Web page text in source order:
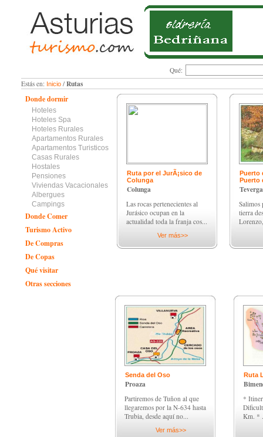
Qué:
Estás en: Inicio/ Rutas
Donde dormir
Hoteles
Hoteles Spa
Hoteles Rurales
Apartamentos Rurales
Apartamentos Turisticos
Casas Rurales
Hostales
Pensiones
Viviendas Vacacionales
Albergues
Campings
Donde Comer
Turismo Activo
De Compras
De Copas
Qué visitar
Otras secciones
Ruta por el JurÃ¡sico de
Colunga
Colunga
Las rocas pertenecientes al
Jurásico ocupan en la
actualidad toda la franja cos...
Ver más>>
Puerto
Puerto
Teverga
Salimos
tierra
Senda del Oso
Proaza
Partiremos de Tuñon al que
llegaremos por la N-634 hasta
Trubia, desde aquí no...
Ver más>>
Ruta
*
Km. *